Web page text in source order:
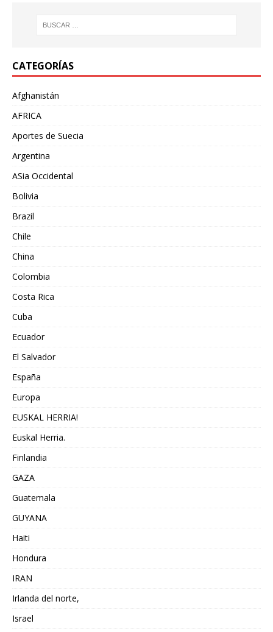
CATEGORÍAS
Afghanistán
AFRICA
Aportes de Suecia
Argentina
ASia Occidental
Bolivia
Brazil
Chile
China
Colombia
Costa Rica
Cuba
Ecuador
El Salvador
España
Europa
EUSKAL HERRIA!
Euskal Herria.
Finlandia
GAZA
Guatemala
GUYANA
Haiti
Hondura
IRAN
Irlanda del norte,
Israel